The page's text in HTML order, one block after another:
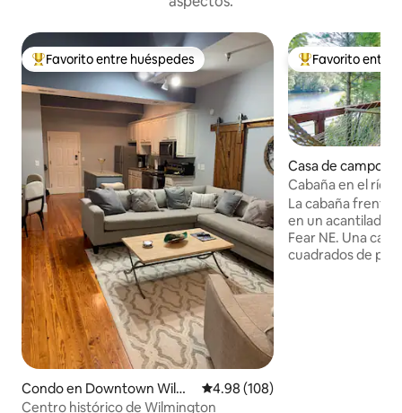
Favorito entre huéspedes preferido
Favorito entre huéspedes
Condo en Downtown Wilmi
ngton
Calificación promedio: 4.98 de
4.98 (108)
Centro histórico de Wilmington
Favorito entre
Favorito entre
Casa de campo
ayne
Cabaña en el río
La cabaña frente
en un acantilado
Fear NE. Una
cuadrados de